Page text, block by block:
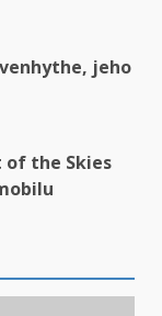
jeho
of the Skies